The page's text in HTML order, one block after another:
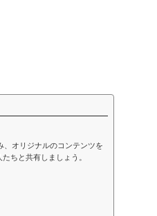
、オリジナルのコンテンツを
ちと共有しましょう。